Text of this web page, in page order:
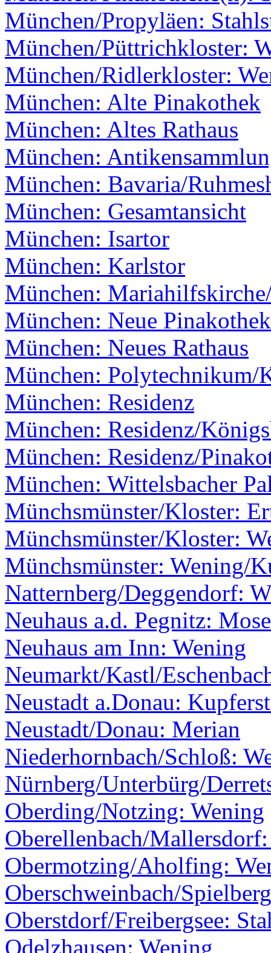
München/Propyläen:
München/Püttrichkloster:
München/Ridlerkloster:
München: Alte Pinakothek
München: Altes Rathaus
München:
München: Bavaria/
München: Gesamtansicht
München: Isartor
München: Karlstor
München:
München: Neue Pinakothek
München: Neues Rathaus
München: Polytechnikum/
München: Residenz
München: Residenz/
München: Residenz/
München: Wittelsbacher
Münchsmünster/Kloster:
Münchsmünster/Kloster:
Münchsmünster: Wening/
Natternberg/Deggendorf:
Neuhaus a.d. Pegnitz:
Neuhaus am Inn: Wening
Neumarkt/Kastl/
Neustadt a.Donau:
Neustadt/Donau: Merian
Niederhornbach/Schloß:
Nürnberg/Unterbürg/
Oberding/Notzing: Wening
Oberellenbach/
Obermotzing/Aholfing:
Oberschweinbach/
Oberstdorf/Freibergsee:
Odelzhausen: Wening